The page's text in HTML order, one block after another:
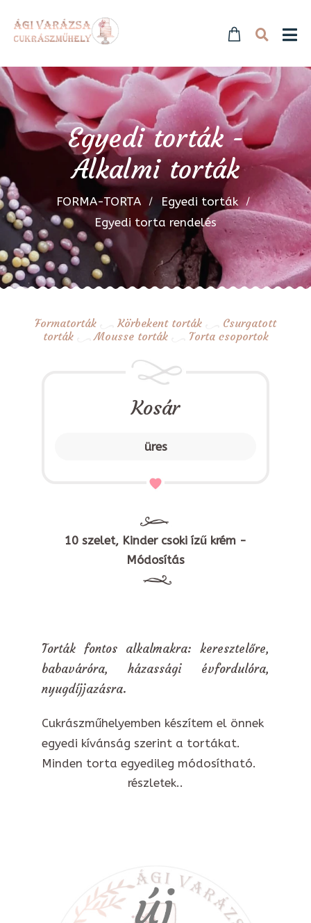
Egyedi torták -
Alkalmi torták
FORMA-TORTA
Egyedi torták
Egyedi torta rendelés
Formatorták Körbekent torták
Csurgatott
torták
Mousse torták Torta csoportok
Kosár
üres
10 szelet, Kinder csoki ízű krém -
Módosítás
Torták fontos alkalmakra: keresztelőre,
babaváróra, házassági évfordulóra,
nyugdíjjazásra.
Cukrászműhelyemben készítem el önnek
egyedi kívánság szerint a tortákat.
Minden torta egyedileg módosítható.
részletek..